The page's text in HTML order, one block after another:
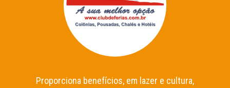
Proporciona benefícios, em lazer e cultura,